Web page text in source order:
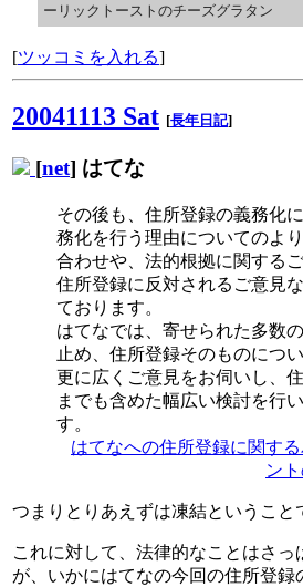
ーリックトーストのチーズグラタン
[ツッコミを入れる]
20041113 Sat [長年日記]
[net] はてな
その後も、住所登録の義務化
務化を行う理由についてのよ
合わせや、法的根拠に関する
住所登録に反対されるご意見
ております。
はてなでは、寄せられた多数
止め、住所登録そのものにつ
更に広くご意見をお伺いし、
までも含めた幅広い検討を行
す。
はてなへの住所登録に関す
ン
つまりとりあえずは凍結ということ
これに対して、法律的なことはさっ
が、いかにはてなの今回の住所登録